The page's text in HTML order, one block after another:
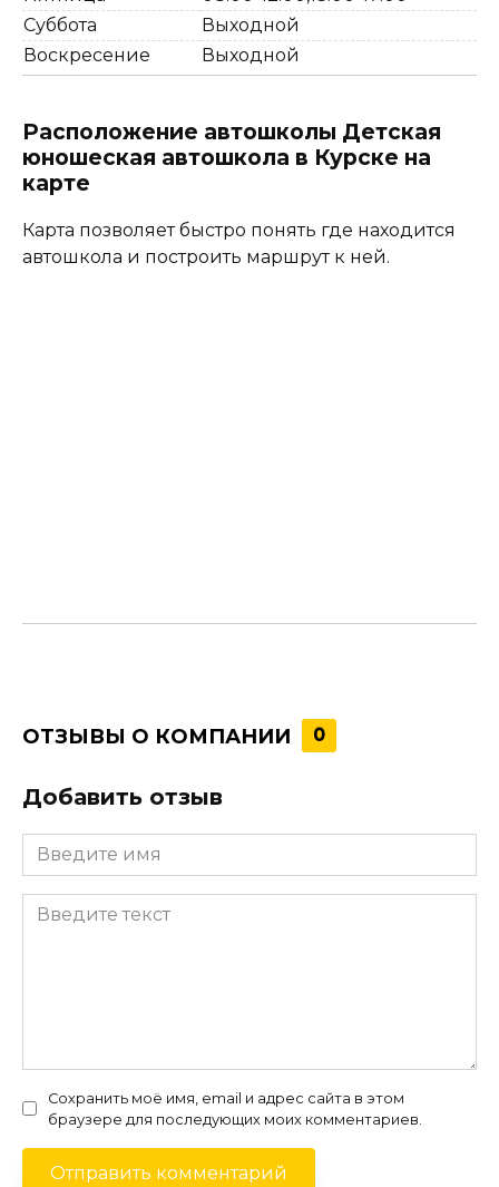
Суббота
Выходной
Воскресение
Выходной
Расположение автошколы Детская
юношеская автошкола в Курске на
карте
Карта позволяет быстро понять где находится
автошкола и построить маршрут к ней.
ОТЗЫВЫ О КОМПАНИИ 0
Добавить отзыв
Сохранить моё имя, email и адрес сайта в этом
браузере для последующих моих комментариев.